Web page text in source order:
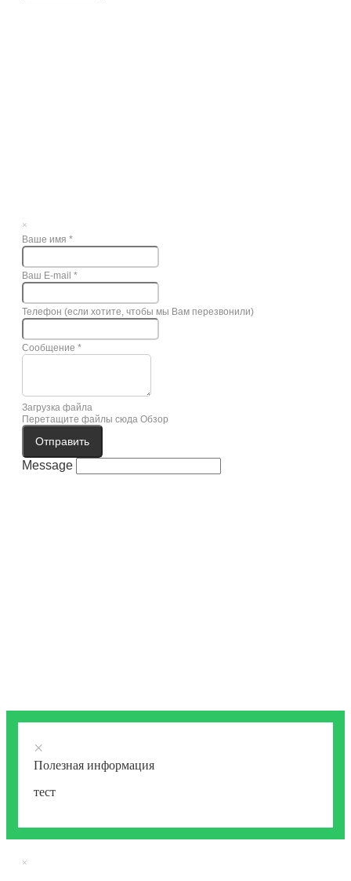
×
Ваше имя *
Ваш E-mail *
Телефон (если хотите, чтобы мы Вам перезвонили)
Сообщение *
Загрузка файла
Перетащите файлы сюда Обзор
Отправить
Message
×
Полезная информация
тест
×